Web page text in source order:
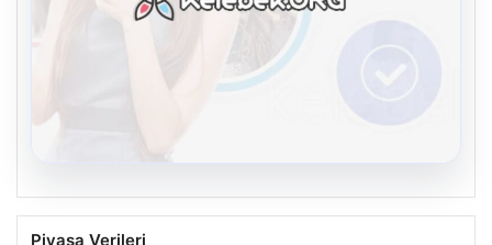
Kelebek chat adresi İle Sanal İletişimin
Piyasa Verileri